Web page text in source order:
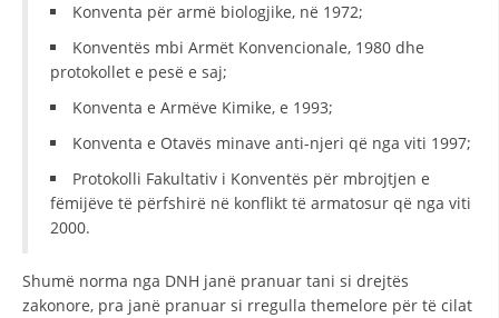
PROJEKTE
SHËRBIMI PËR KËRKIM
VEPRIMTARI SHËNDETËSORE PREVENTIVE
NDIHMA E PARË
MENAXHIM ME VULLNETARË
Konventa për armë biologjike, në 1972;
Konventës mbi Armët Konvencionale, 1980 dhe
protokollet e pesë e saj;
Konventa e Armëve Kimike, e 1993;
Konventa e Otavës minave anti-njeri që nga viti 1997;
Protokolli Fakultativ i Konventës për mbrojtjen e
fëmijëve të përfshirë në konflikt të armatosur që nga viti
2000.
Shumë norma nga DNH janë pranuar tani si drejtës
zakonore, pra janë pranuar si rregulla themelore për të cilat